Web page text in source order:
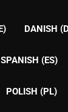
DANISH
SPANISH (ES)
POLISH (PL)